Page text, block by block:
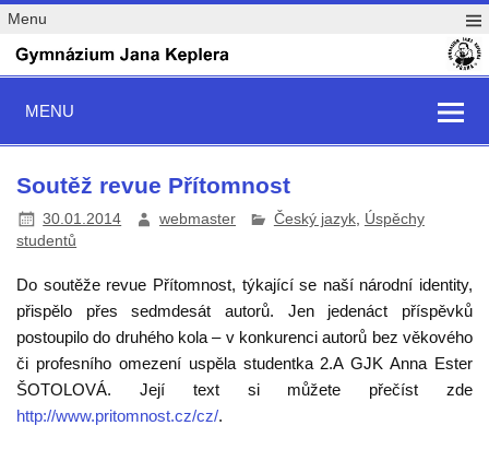
Menu
MENU
Soutěž revue Přítomnost
30.01.2014 webmaster Český jazyk, Úspěchy
studentů
Do soutěže revue Přítomnost, týkající se naší národní identity,
přispělo přes sedmdesát autorů. Jen jedenáct příspěvků
postoupilo do druhého kola – v konkurenci autorů bez věkového
či profesního omezení uspěla studentka 2.AGJK Anna Ester
ŠOTOLOVÁ. Její text si můžete přečíst zde
http://www.pritomnost.cz/cz/.